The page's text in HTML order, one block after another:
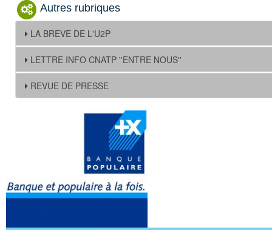
Autres rubriques
LA BREVE DE L'U2P
LETTRE INFO CNATP ''ENTRE NOUS''
REVUE DE PRESSE